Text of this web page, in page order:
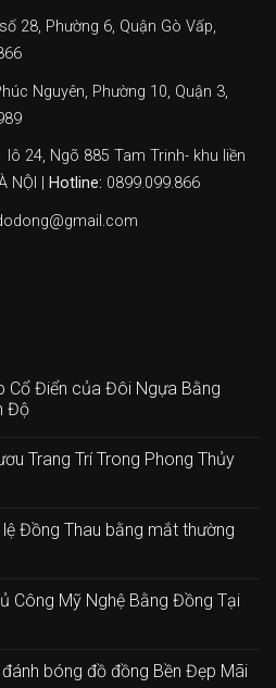
28, Phường 6, Quận Gò Vấp,
Nguyên, Phường 10, Quận 3,
lô 24, Ngõ 885 Tam Trinh- khu liền
NỘI | Hotline: 0899.099.866
Cổ Điển của Đôi Ngựa Bằng
Độ
Trang Trí Trong Phong Thủy
Đồng Thau bằng mắt thường
Công Mỹ Nghệ Bằng Đồng Tại
bóng đồ đồng Bền Đẹp Mãi